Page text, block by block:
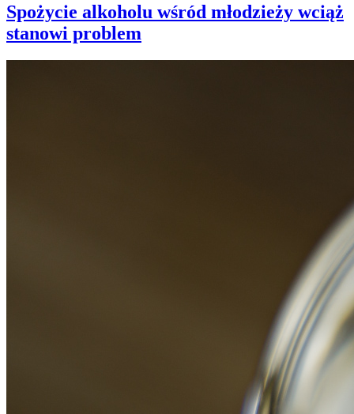
Spożycie alkoholu wśród młodzieży wciąż
stanowi problem